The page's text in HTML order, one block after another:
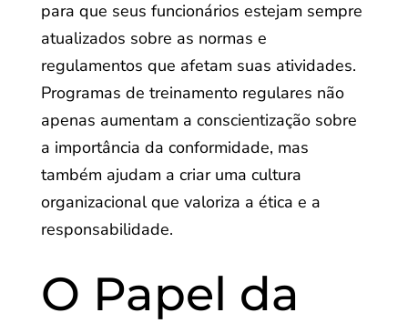
para que seus funcionários estejam sempre
atualizados sobre as normas e
regulamentos que afetam suas atividades.
Programas de treinamento regulares não
apenas aumentam a conscientização sobre
a importância da conformidade, mas
também ajudam a criar uma cultura
organizacional que valoriza a ética e a
responsabilidade.
O Papel da